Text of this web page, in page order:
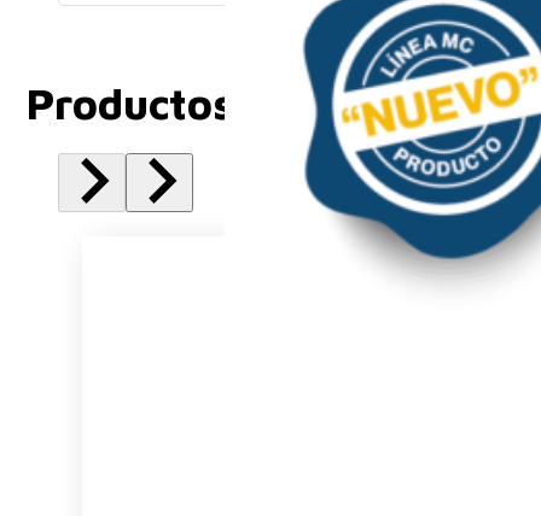
Productos Relacionados